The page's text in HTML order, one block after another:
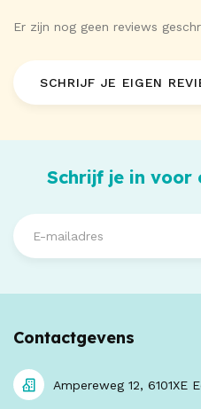
Er zijn nog geen reviews
SCHRIJF JE EIGEN
Schrijf je in voor
Contactgevens
Ampereweg 12, 6101XE